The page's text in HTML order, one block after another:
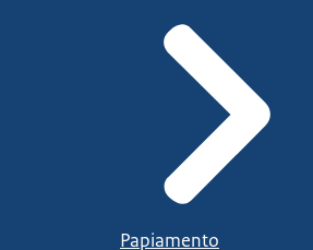
Papiamento